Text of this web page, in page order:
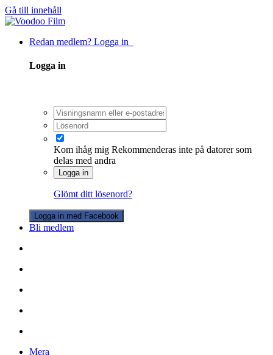
Gå till innehåll
Redan medlem? Logga in
Logga in
Kom ihåg mig Rekommenderas inte på datorer som
delas med andra
Logga in
Glömt ditt lösenord?
Logga in med Facebook
Bli medlem
Mera